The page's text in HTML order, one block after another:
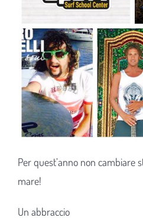
Per quest’anno non cambiare
mare!
Un abbraccio